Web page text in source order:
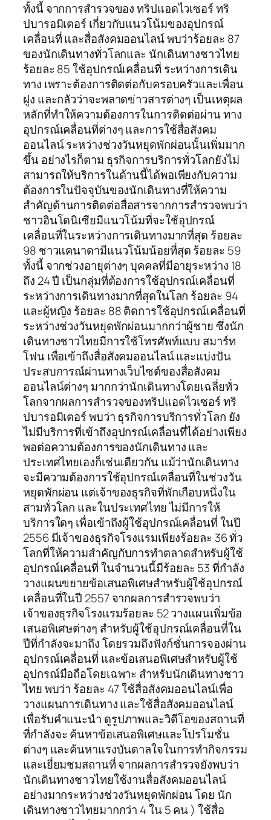
ทั้งนี้ จากการสำรวจของ ทริปแอดไวเซอร์ ทริ
ปบารอมิเตอร์ เกี่ยวกับแนวโน้มของอุปกรณ์
เคลื่อนที่ และสื่อสังคมออนไลน์ พบว่าร้อยละ 87
ของนักเดินทางทั่วโลกและ นักเดินทางชาวไทย
ร้อยละ 85 ใช้อุปกรณ์เคลื่อนที่ ระหว่างการเดิน
ทาง เพราะต้องการติดต่อกับครอบครัวและเพื่อน
ฝูง และกลัวว่าจะพลาดข่าวสารต่างๆ เป็นเหตุผล
หลักที่ทำให้ความต้องการในการติดต่อผ่าน ทาง
อุปกรณ์เคลื่อนที่ต่างๆ และการใช้สื่อสังคม
ออนไลน์ ระหว่างช่วงวันหยุดพักผ่อนนั้นเพิ่มมาก
ขึ้น อย่างไรก็ตาม ธุรกิจการบริการทั่วโลกยังไม่
สามารถให้บริการในด้านนี้ได้พอเพียงกับความ
ต้องการในปัจจุบันของนักเดินทางที่ให้ความ
สำคัญด้านการติดต่อสื่อสารจากการสำรวจพบว่า
ชาวอินโดนิเซียมีแนวโน้มที่จะใช้อุปกรณ์
เคลื่อนที่ในระหว่างการเดินทางมากที่สุด ร้อยละ
98 ชาวแคนาดามีแนวโน้มน้อยที่สุด ร้อยละ 59
ทั้งนี้ จากช่วงอายุต่างๆ บุคคลที่มีอายุระหว่าง 18
ถึง 24 ปี เป็นกลุ่มที่ต้องการใช้อุปกรณ์เคลื่อนที่
ระหว่างการเดินทางมากที่สุดในโลก ร้อยละ 94
และผู้หญิง ร้อยละ 88 ติดการใช้อุปกรณ์เคลื่อนที่
ระหว่างช่วงวันหยุดพักผ่อนมากกว่าผู้ชาย ซึ่งนัก
เดินทางชาวไทยมีการใช้โทรศัพท์แบบ สมาร์ท
โฟน เพื่อเข้าถึงสื่อสังคมออนไลน์ และแบ่งปัน
ประสบการณ์ผ่านทางเว็บไซต์ของสื่อสังคม
ออนไลน์ต่างๆ มากกว่านักเดินทางโดยเฉลี่ยทั่ว
โลกจากผลการสำรวจของทริปแอดไวเซอร์ ทริ
ปบารอมิเตอร์ พบว่า ธุรกิจการบริการทั่วโลก ยัง
ไม่มีบริการที่เข้าถึงอุปกรณ์เคลื่อนที่ได้อย่างเพียง
พอต่อความต้องการของนักเดินทาง และ
ประเทศไทยเองก็เช่นเดียวกัน แม้ว่านักเดินทาง
จะมีความต้องการใช้อุปกรณ์เคลื่อนที่ในช่วงวัน
หยุดพักผ่อน แต่เจ้าของธุรกิจที่พักเกือบหนึ่งใน
สามทั่วโลก และในประเทศไทย ไม่มีการให้
บริการใดๆ เพื่อเข้าถึงผู้ใช้อุปกรณ์เคลื่อนที่ ในปี
2556 มีเจ้าของธุรกิจโรงแรมเพียงร้อยละ 36 ทั่ว
โลกที่ให้ความสำคัญกับการทำตลาดสำหรับผู้ใช้
อุปกรณ์เคลื่อนที่ ในจำนวนนี้มีร้อยละ 53 ที่กำลัง
วางแผนขยายข้อเสนอพิเศษสำหรับผู้ใช้อุปกรณ์
เคลื่อนที่ในปี 2557 จากผลการสำรวจพบว่า
เจ้าของธุรกิจโรงแรมร้อยละ 52 วางแผนเพิ่มข้อ
เสนอพิเศษต่างๆ สำหรับผู้ใช้อุปกรณ์เคลื่อนที่ใน
ปีที่กำลังจะมาถึง โดยรวมถึงฟังก์ชั่นการจองผ่าน
อุปกรณ์เคลื่อนที่ และข้อเสนอพิเศษสำหรับผู้ใช้
อุปกรณ์มือถือโดยเฉพาะ สำหรับนักเดินทางชาว
ไทย พบว่า ร้อยละ 47 ใช้สื่อสังคมออนไลน์เพื่อ
วางแผนการเดินทาง และใช้สื่อสังคมออนไลน์
เพื่อรับคำแนะนำ ดูรูปภาพและวิดีโอของสถานที่
ที่กำลังจะ ค้นหาข้อเสนอพิเศษและโปรโมชั่น
ต่างๆ และค้นหาแรงบันดาลใจในการทำกิจกรรม
และเยี่ยมชมสถานที่ จากผลการสำรวจยังพบว่า
นักเดินทางชาวไทยใช้งานสื่อสังคมออนไลน์
อย่างมากระหว่างช่วงวันหยุดพักผ่อน โดย นัก
เดินทางชาวไทยมากกว่า 4 ใน 5 คน ) ใช้สื่อ